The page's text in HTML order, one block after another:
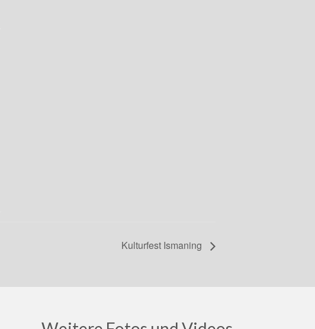
Kulturfest Ismaning